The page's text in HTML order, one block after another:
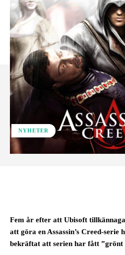
NYHETER
Fem år efter att Ubisoft
att göra en Assassin’s Creed-
bekräftat att serien har fått ”grönt